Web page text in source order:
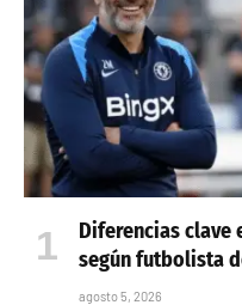
Diferencias clave
según futbolista
agosto 5, 2026